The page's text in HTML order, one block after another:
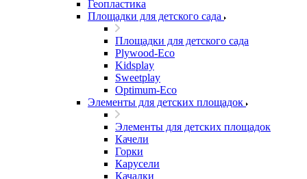
Геопластика
Площадки для детского сада
Площадки для детского сада
Plywood-Eco
Kidsplay
Sweetplay
Оptimum-Еco
Элементы для детских площадок
Элементы для детских площадок
Качели
Горки
Карусели
Качалки